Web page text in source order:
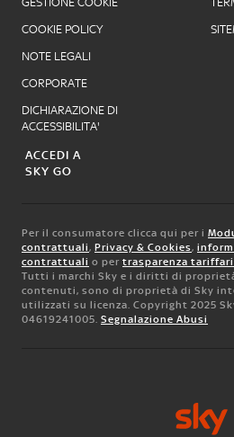
COOKIE POLICY
NOTE LEGALI
CORPORATE
DICHIARAZIONE DI
ACCESSIBILITA'
ACCEDI A
SKY GO
Per il consumatore clicca qui per i
contrattuali, Privacy & Cookies,
contrattuali o per trasparenza
Tutti i marchi Sky e i diritti di
contenuti, sono di proprietà di Sky
utilizzati su licenza. Copyright 2025
04619241005. Segnalazione Abusi